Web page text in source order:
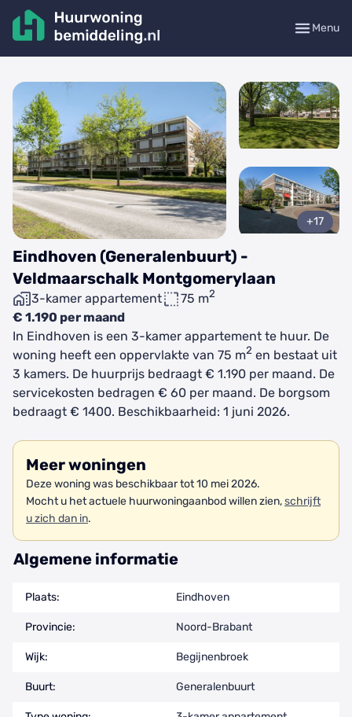
Menu
Eindhoven (Generalenbuurt) -
Veldmaarschalk Montgomerylaan
3-kamer appartement 75 m2
€ 1.190 per maand
+17
In Eindhoven is een 3-kamer appartement te huur. De
woning heeft een oppervlakte van 75 m2 en bestaat uit
3 kamers. De huurprijs bedraagt € 1.190 per maand. De
servicekosten bedragen € 60 per maand. De borgsom
bedraagt € 1400. Beschikbaarheid: 1 juni 2026.
Meer woningen
Deze woning was beschikbaar tot 10 mei 2026.
Mocht u het actuele huurwoningaanbod willen zien,schrijft
u zich dan in.
Algemene informatie
Plaats: Eindhoven
Provincie: Noord-Brabant
Wijk: Begijnenbroek
Buurt: Generalenbuurt